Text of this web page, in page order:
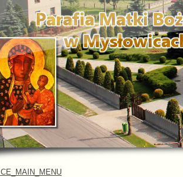
ICE_MAIN_MENU